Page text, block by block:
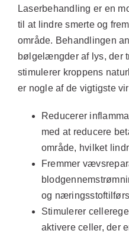
Laserbehandling er en
til at lindre smerte og
område. Behandlingen
bølgelængder af lys, der
stimulerer kroppens
er nogle af de vigtigste
Reducerer
med at reducere
område, hvilket
Fremmer
og
Stimulerer
aktivere celler, der